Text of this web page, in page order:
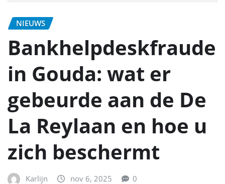
NIEUWS
Bankhelpdeskfraude
in Gouda: wat er
gebeurde aan de De
La Reylaan en hoe u
zich beschermt
Karlijn nov 6, 2025 0